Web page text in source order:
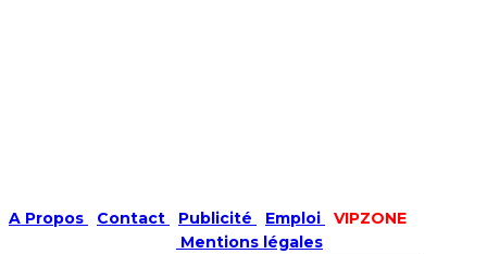
A Propos Contact Publicité Emploi
VIPZONE
Mentions légales